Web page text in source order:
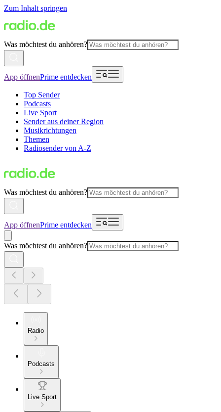
Zum Inhalt springen
Was möchtest du anhören?
App öffnenPrime entdecken
Top Sender
Podcasts
Live Sport
Sender aus deiner Region
Musikrichtungen
Themen
Radiosender von A-Z
Was möchtest du anhören?
App öffnenPrime entdecken
Was möchtest du anhören?
Radio
Podcasts
Live Sport